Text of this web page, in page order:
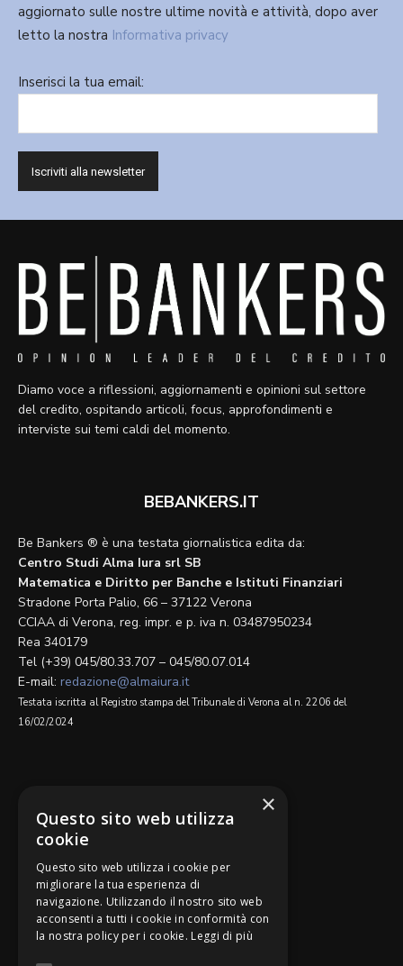
aggiornato sulle nostre ultime novità e attività, dopo aver
letto la nostra Informativa privacy
Inserisci la tua email:
Diamo voce a riflessioni, aggiornamenti e opinioni sul settore
del credito, ospitando articoli, focus, approfondimenti e
interviste sui temi caldi del momento.
BEBANKERS.IT
Be Bankers ® è una testata giornalistica edita da:
Centro Studi Alma Iura srl SB
Matematica e Diritto per Banche e Istituti Finanziari
Stradone Porta Palio, 66 – 37122 Verona
CCIAA di Verona, reg. impr. e p. iva n. 03487950234
Rea 340179
Tel (+39) 045/80.33.707 – 045/80.07.014
E-mail: redazione@almaiura.it
Testata iscritta al Registro stampa del Tribunale di Verona al n. 2206 del
16/02/2024
Be Bankers è ideato da
×
Questo sito web utilizza
cookie
Questo sito web utilizza i cookie per
migliorare la tua esperienza di
navigazione. Utilizzando il nostro sito web
acconsenti a tutti i cookie in conformità con
la nostra policy per i cookie. Leggi di più